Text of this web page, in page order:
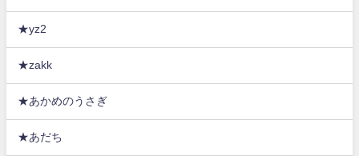
★yz2
★zakk
★あかめのうさぎ
★あだち